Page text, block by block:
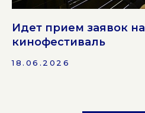
Идет прием заявок на
кинофестиваль
18.06.2026